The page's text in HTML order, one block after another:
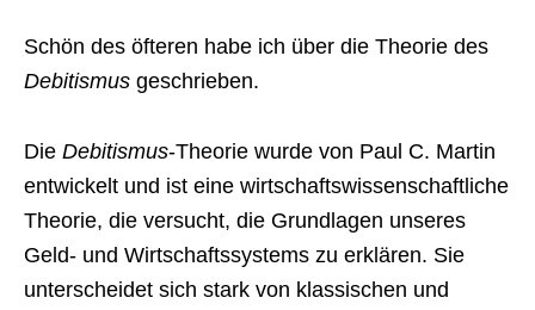
Schön des öfteren habe ich über die Theorie des
Debitismus geschrieben.
Die Debitismus-Theorie wurde von Paul C. Martin
entwickelt und ist eine wirtschaftswissenschaftliche
Theorie, die versucht, die Grundlagen unseres
Geld- und Wirtschaftssystems zu erklären. Sie
unterscheidet sich stark von klassischen und